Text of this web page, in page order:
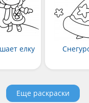
елку
Еще раскраски